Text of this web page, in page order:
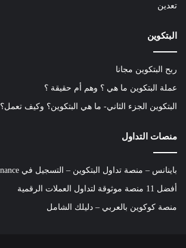
تعدين
البتكوين
ربح البتكوين مجانا
عملة البتكوين ما هي ؟ وهم أم حقيقة ؟
البتكوين الجزء الثاني- ما هي البتكوين؟ وكيف تعمل؟
منصات التداول
باينانس – منصة تداول البتكوين – التسجيل في Binance
أفضل 11 منصة موثوقة لتداول العملات الرقمية
منصة كوكوين بالعربي – دليلك الشامل